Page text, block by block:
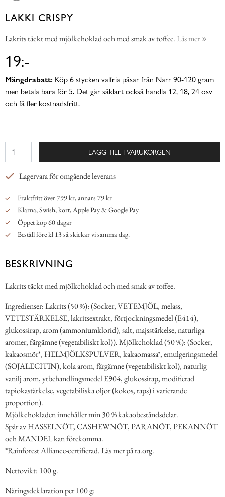
LAKKI CRISPY
Lakrits täckt med mjölkchoklad och med smak av toffee. Läs mer
19:-
Mängdrabatt: Köp 6 stycken valfria påsar från Narr 90-120 gram
men betala bara för 5. Det går såklart också handla 12, 18, 24 osv
och få fler kostnadsfritt.
LÄGG TILL I VARUKORGEN
Lagervara för omgående leverans
Fraktfritt över 799 kr, annars 79 kr
Klarna, Swish, kort, Apple Pay & Google Pay
Öppet köp 60 dagar
Beställ före kl 13 så skickar vi samma dag.
BESKRIVNING
Lakrits täckt med mjölkchoklad och med smak av toffee.
Ingredienser: Lakrits (50 %): (Socker, VETEMJÖL, melass,
VETESTÄRKELSE, lakritsextrakt, förtjockningsmedel (E414),
glukossirap, arom (ammoniumklorid), salt, majsstärkelse, naturliga
aromer, färgämne (vegetabiliskt kol)). Mjölkchoklad (50 %): (Socker,
kakaosmör*, HELMJÖLKSPULVER, kakaomassa*, emulgeringsmedel
(SOJALECITIN), kola arom, färgämne (vegetabiliskt kol), naturlig
vanilj arom, ytbehandlingsmedel E904, glukossirap, modifierad
tapiokastärkelse, vegetabiliska oljor (kokos, raps) i varierande
proportion).
Mjölkchokladen innehåller min 30 % kakaobeståndsdelar.
Spår av HASSELNÖT, CASHEWNÖT, PARANÖT, PEKANNÖT
och MANDEL kan förekomma.
*Rainforest Alliance-certifierad. Läs mer på ra.org.
Nettovikt: 100 g.
Näringsdeklaration per 100 g: